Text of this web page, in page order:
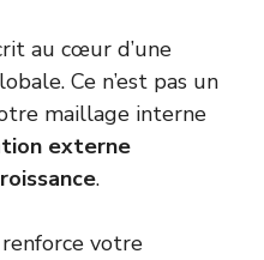
au cœur d’une
Ce n’est pas un
maillage interne
externe
.
votre